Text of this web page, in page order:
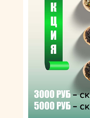
традициями
собирают вручную
промывания, ведь
из ягод
на солнце,
измельчают.
Этот напиток
Вас способом.
душе тем людям,
для его